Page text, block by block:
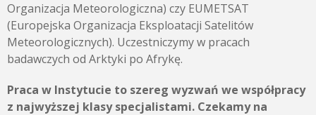
Organizacja Meteorologiczna) czy EUMETSAT
(Europejska Organizacja Eksploatacji Satelitów
Meteorologicznych). Uczestniczymy w pracach
badawczych od Arktyki po Afrykę.
Praca w Instytucie to szereg wyzwań we współpracy
z najwyższej klasy specjalistami. Czekamy na